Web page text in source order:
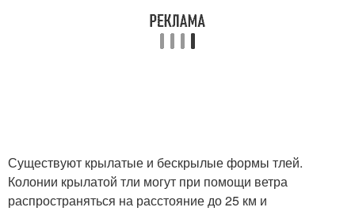
Существуют крылатые и бескрылые формы тлей.
Колонии крылатой тли могут при помощи ветра
распространяться на расстояние до 25 км и